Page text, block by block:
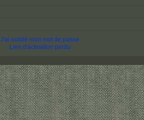
J'ai oublié mon mot de passe
Lien d'activation perdu